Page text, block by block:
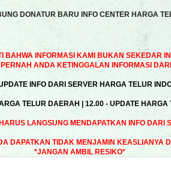
DONATUR BARU INFO CENTER HARGA
BAHWA INFORMASI KAMI BUKAN SEKEDAR
ANDA KETINGGALAN INFORMASI DARI
INFO DARI SERVER HARGA TELUR
TELUR DAERAH | 12.00 - UPDATE
LANGSUNG MENDAPATKAN INFO DARI
DAPATKAN TIDAK MENJAMIN KEASLIANYA
*JANGAN AMBIL RESIKO*